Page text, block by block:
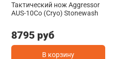
Тактический нож Aggressor
AUS-10Co (Cryo) Stonewash
8795 руб
В корзину